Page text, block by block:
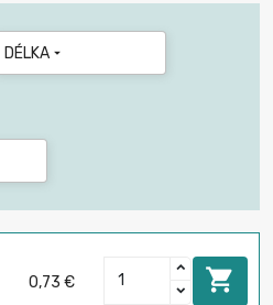
DÉLKA 
0,73 € 